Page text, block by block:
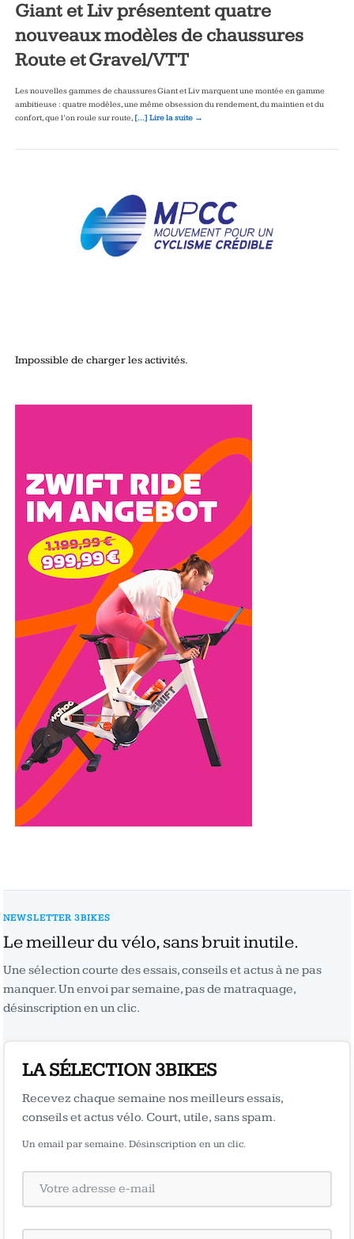
Giant et Liv présentent quatre
nouveaux modèles de chaussures
Route et Gravel/VTT
Les nouvelles gammes de chaussures Giant et Liv marquent une montée en gamme
ambitieuse : quatre modèles, une même obsession du rendement, du maintien et du
confort, que l’on roule sur route, […] Lire la suite →
Impossible de charger les activités.
NEWSLETTER 3BIKES
Le meilleur du vélo, sans bruit inutile.
Une sélection courte des essais, conseils et actus à ne pas
manquer. Un envoi par semaine, pas de matraquage,
désinscription en un clic.
LA SÉLECTION 3BIKES
Recevez chaque semaine nos meilleurs essais,
conseils et actus vélo. Court, utile, sans spam.
Un email par semaine. Désinscription en un clic.